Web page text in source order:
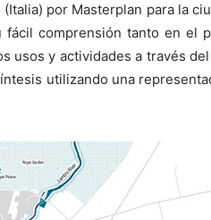
por Masterplan para la
comprensión tanto en el
usos y actividades a través
utilizando una